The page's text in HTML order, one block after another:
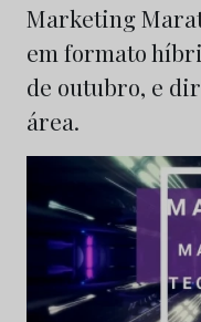
Marketing
em formato
de outubro, e
área.